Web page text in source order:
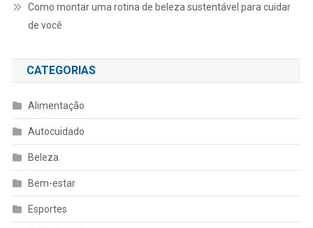
Como montar uma rotina de beleza sustentável para cuidar
de você
CATEGORIAS
Alimentação
Autocuidado
Beleza
Bem-estar
Esportes